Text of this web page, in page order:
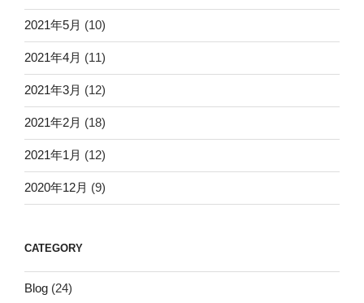
2021年5月 (10)
2021年4月 (11)
2021年3月 (12)
2021年2月 (18)
2021年1月 (12)
2020年12月 (9)
CATEGORY
Blog (24)